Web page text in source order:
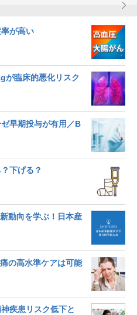
が高い
が臨床的悪化リスク
早期投与が有用／B
下げる？
動向を学ぶ！日本産
の高水準ケアは可能
疾患リスク低下と